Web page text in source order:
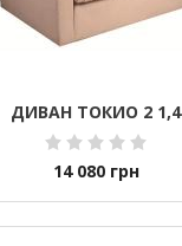
ДИВАН ТОКИО 2 1,4
14 080 грн